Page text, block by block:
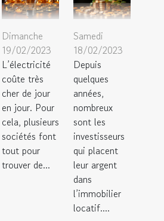
Dimanche
19/02/2023
L’électricité
coûte très
cher de jour
en jour. Pour
cela, plusieurs
sociétés font
tout pour
trouver de...
Samedi
18/02/2023
Depuis
quelques
années,
nombreux
sont les
investisseurs
qui placent
leur argent
dans
l’immobilier
locatif....